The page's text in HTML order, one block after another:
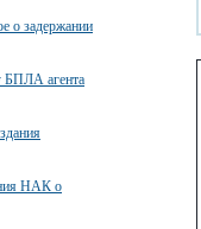
о задержании
БПЛА агента
НАК о